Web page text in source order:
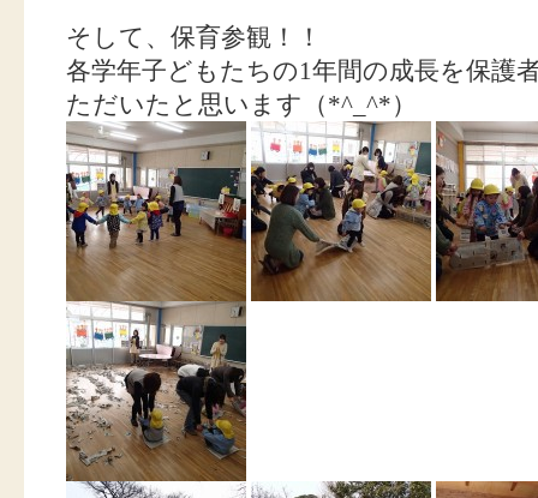
そして、保育参観！！
各学年子どもたちの1年間の成長を保護
ただいたと思います（*^_^*）